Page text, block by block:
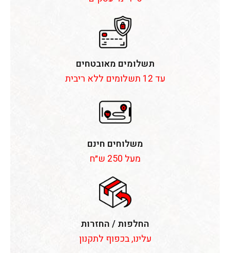
תשלומים מאובטחים
עד 12 תשלומים ללא ריבית
משלוחים חינם
מעל 250 ש״ח
החלפות / החזרות
עלינו, בכפוף לתקנון